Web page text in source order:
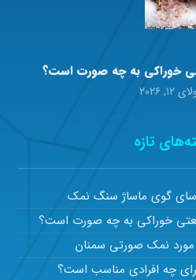
خوراکی به چه صورت است؟
۱۲, ۲۰۲۶
تازه
گوی ماساژ سنگ نمک
خوراکی به چه صورت است؟
نمک صورتی سمنان
چه افرادی مناسب است؟